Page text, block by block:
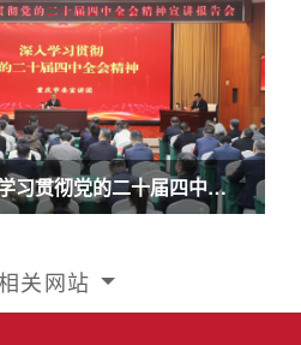
全市统一战线学习贯彻党的二十届四中全会精神宣讲报告会召开 商奎作宣讲报告
关网站